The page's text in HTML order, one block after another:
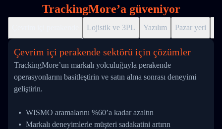
TrackingMore’a güveniyor
Lojistik ve 3PL Yazılım Pazar yeri
Çevrim içi perakende sektörü için çözümler
TrackingMore’un markalı yolculuğuyla perakende
operasyonlarını basitleştirin ve satın alma sonrası deneyimi
geliştirin.
WISMO aramalarını %60’a kadar azaltın
Markalı deneyimlerle müşteri sadakatini artırın